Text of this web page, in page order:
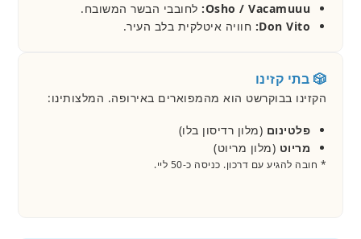
Osho / Vacamuuu: לחובבי הבשר המשובח.
Don Vito: חוויה איטלקית בלב העיר.
🎲 בתי קזינו
הקזינו בבוקרשט הוא מהמפוארים באירופה. המלצותינו:
פלטינום (מלון רדיסון בלו)
מריוט (מלון מריוט)
* חובה להגיע עם דרכון. כניסה כ-50 ליי.